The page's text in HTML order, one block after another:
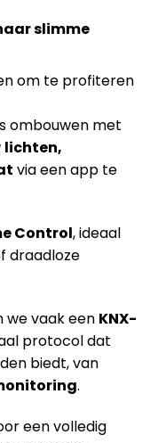
slimme
om te profiteren
ombouwen met
lichten,
via een app te
Control, ideaal
draadloze
we vaak een KNX-
protocol dat
biedt, van
.
een volledig